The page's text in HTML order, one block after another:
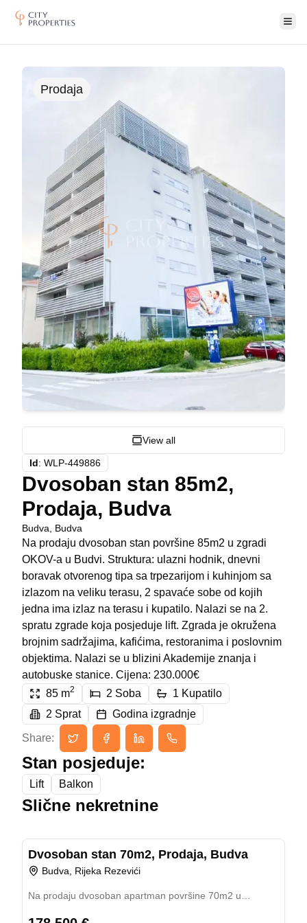
Prodaja
View all
Id: WLP-449886
Dvosoban stan 85m2,
Prodaja, Budva
Budva Budva
Na prodaju dvosoban stan površine 85m2 u zgradi
OKOV-a u Budvi. Struktura: ulazni hodnik, dnevni
boravak otvorenog tipa sa trpezarijom i kuhinjom sa
izlazom na veliku terasu, 2 spavaće sobe od kojih
jedna ima izlaz na terasu i kupatilo. Nalazi se na 2.
spratu zgrade koja posjeduje lift. Zgrada je okružena
brojnim sadržajima, kafićima, restoranima i poslovnim
objektima. Nalazi se u blizini Akademije znanja i
autobuske stanice. Cijena: 230.000€
85 m2 2 Soba 1 Kupatilo
2 Sprat Godina izgradnje
Share:
Stan posjeduje:
Lift Balkon
Slične nekretnine
Next slide
Prodaja 70.00 m²
Dvosoban stan 70m2, Prodaja, Budva
Budva, Rijeka Rezevići
Na prodaju dvosoban apartman površine 70m2 u